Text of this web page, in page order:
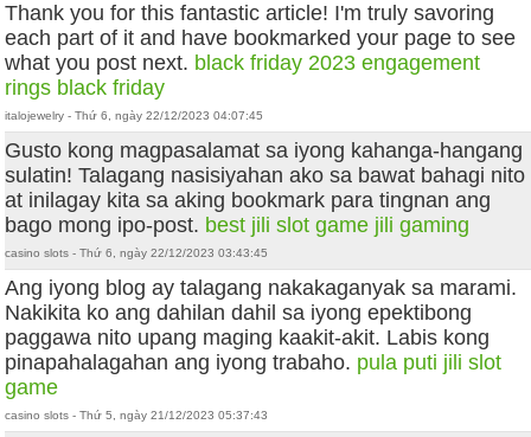
Thank you for this fantastic article! I'm truly savoring
each part of it and have bookmarked your page to see
what you post next. black friday 2023engagement
rings black friday
italojewelry - Thứ 6, ngày 22/12/2023 04:07:45
Gusto kong magpasalamat sa iyong kahanga-hangang
sulatin! Talagang nasisiyahan ako sa bawat bahagi nito
at inilagay kita sa aking bookmark para tingnan ang
bago mong ipo-post. best jili slot game jili gaming
casino slots - Thứ 6, ngày 22/12/2023 03:43:45
Ang iyong blog ay talagang nakakaganyak sa marami.
Nakikita ko ang dahilan dahil sa iyong epektibong
paggawa nito upang maging kaakit-akit. Labis kong
pinapahalagahan ang iyong trabaho. pula puti jili slot
game
casino slots - Thứ 5, ngày 21/12/2023 05:37:43